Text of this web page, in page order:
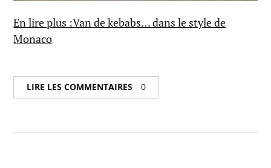
En lire plus :Van de kebabs… dans le style de
Monaco
LIRE LES COMMENTAIRES 0